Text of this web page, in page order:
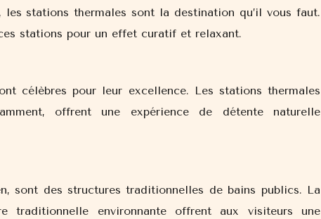
stations thermales sont la destination qu’il vous faut.
stations pour un effet curatif et relaxant.
célèbres pour leur excellence. Les stations thermales
offrent une expérience de détente naturelle
sont des structures traditionnelles de bains publics. La
traditionnelle environnante offrent aux visiteurs une